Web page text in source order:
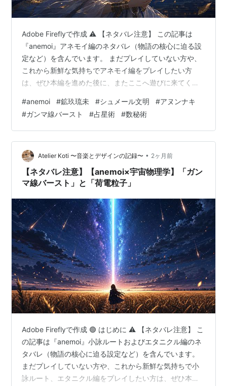
Adobe Fireflyで作成 ⚠️ 【ネタバレ注意】 この記事は
『anemoi』アネモイ編のネタバレ（物語の核心に迫る設
定など）を含んでいます。 まだプレイしていない方や、
これから新鮮な気持ちでアネモイ編をプレイしたい方
は、ぜひ本編を進めた後に、またここへ遊びに来てくだ
レを含みます（クリックして開く） 🟢 はじめに この記
事を書こうと思ったきっかけは、Key作品『anemoi』ア
ネモイ編で玖琉未の口から語られた「アヌンナキ」や
「ニンリル」という言葉を聞いて衝撃を受けたからで
す。 玖琉未 「空から降りてきた人々、アヌンナキ」
「私だけ…
#anemoi #鉱玖琉未 #シュメール文明 #アヌンナキ
#ガンマ線バースト #占星術 #数秘術
Atelier Koti 〜音楽とデザインの記録〜 • 2ヶ月前
【ネタバレ注意】【anemoi×宇宙物理学】「ガン
マ線バースト」と「荷電粒子」
Adobe Fireflyで作成 🟢 はじめに ⚠️ 【ネタバレ注意】 こ
の記事は『anemoi』小詠ルートおよびエタニクル編のネ
タバレ（物語の核心に迫る設定など）を含んでいます。
まだプレイしていない方や、これから新鮮な気持ちで小
詠ルート、エタニクル編をプレイしたい方は、ぜひ本編